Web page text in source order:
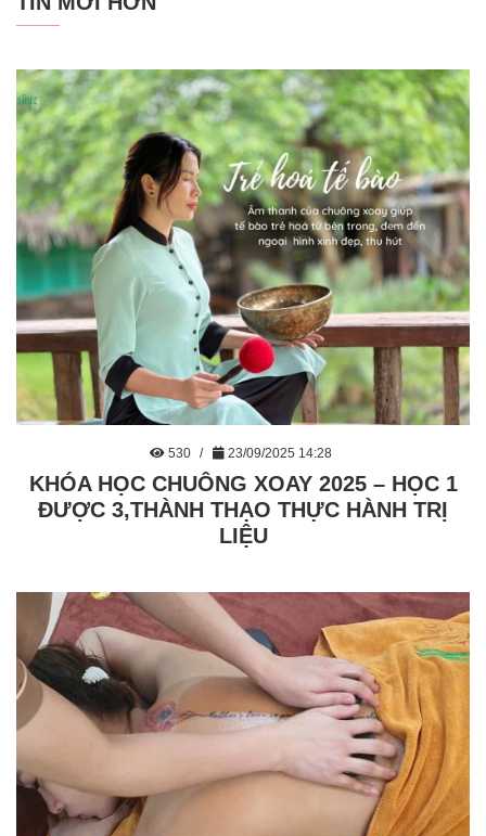
530 23/09/2025 14:28
KHÓA HỌC CHUÔNG XOAY 2025 – HỌC 1
ĐƯỢC 3,THÀNH THẠO THỰC HÀNH TRỊ
LIỆU